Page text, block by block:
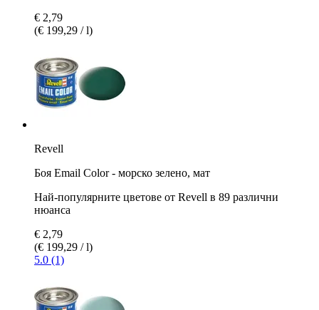
€ 2,79
(€ 199,29 / l)
Revell
Боя Email Color - морско зелено, мат
Най-популярните цветове от Revell в 89 различни
нюанса
€ 2,79
(€ 199,29 / l)
5.0 (1)